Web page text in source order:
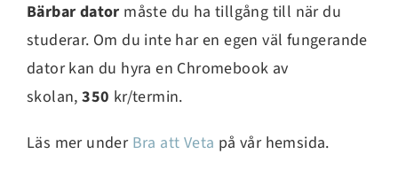
Bärbar dator måste du ha tillgång till när du
studerar. Om du inte har en egen väl fungerande
dator kan du hyra en Chromebook av
skolan, 350 kr/termin.
Läs mer under Bra att Veta på vår hemsida.